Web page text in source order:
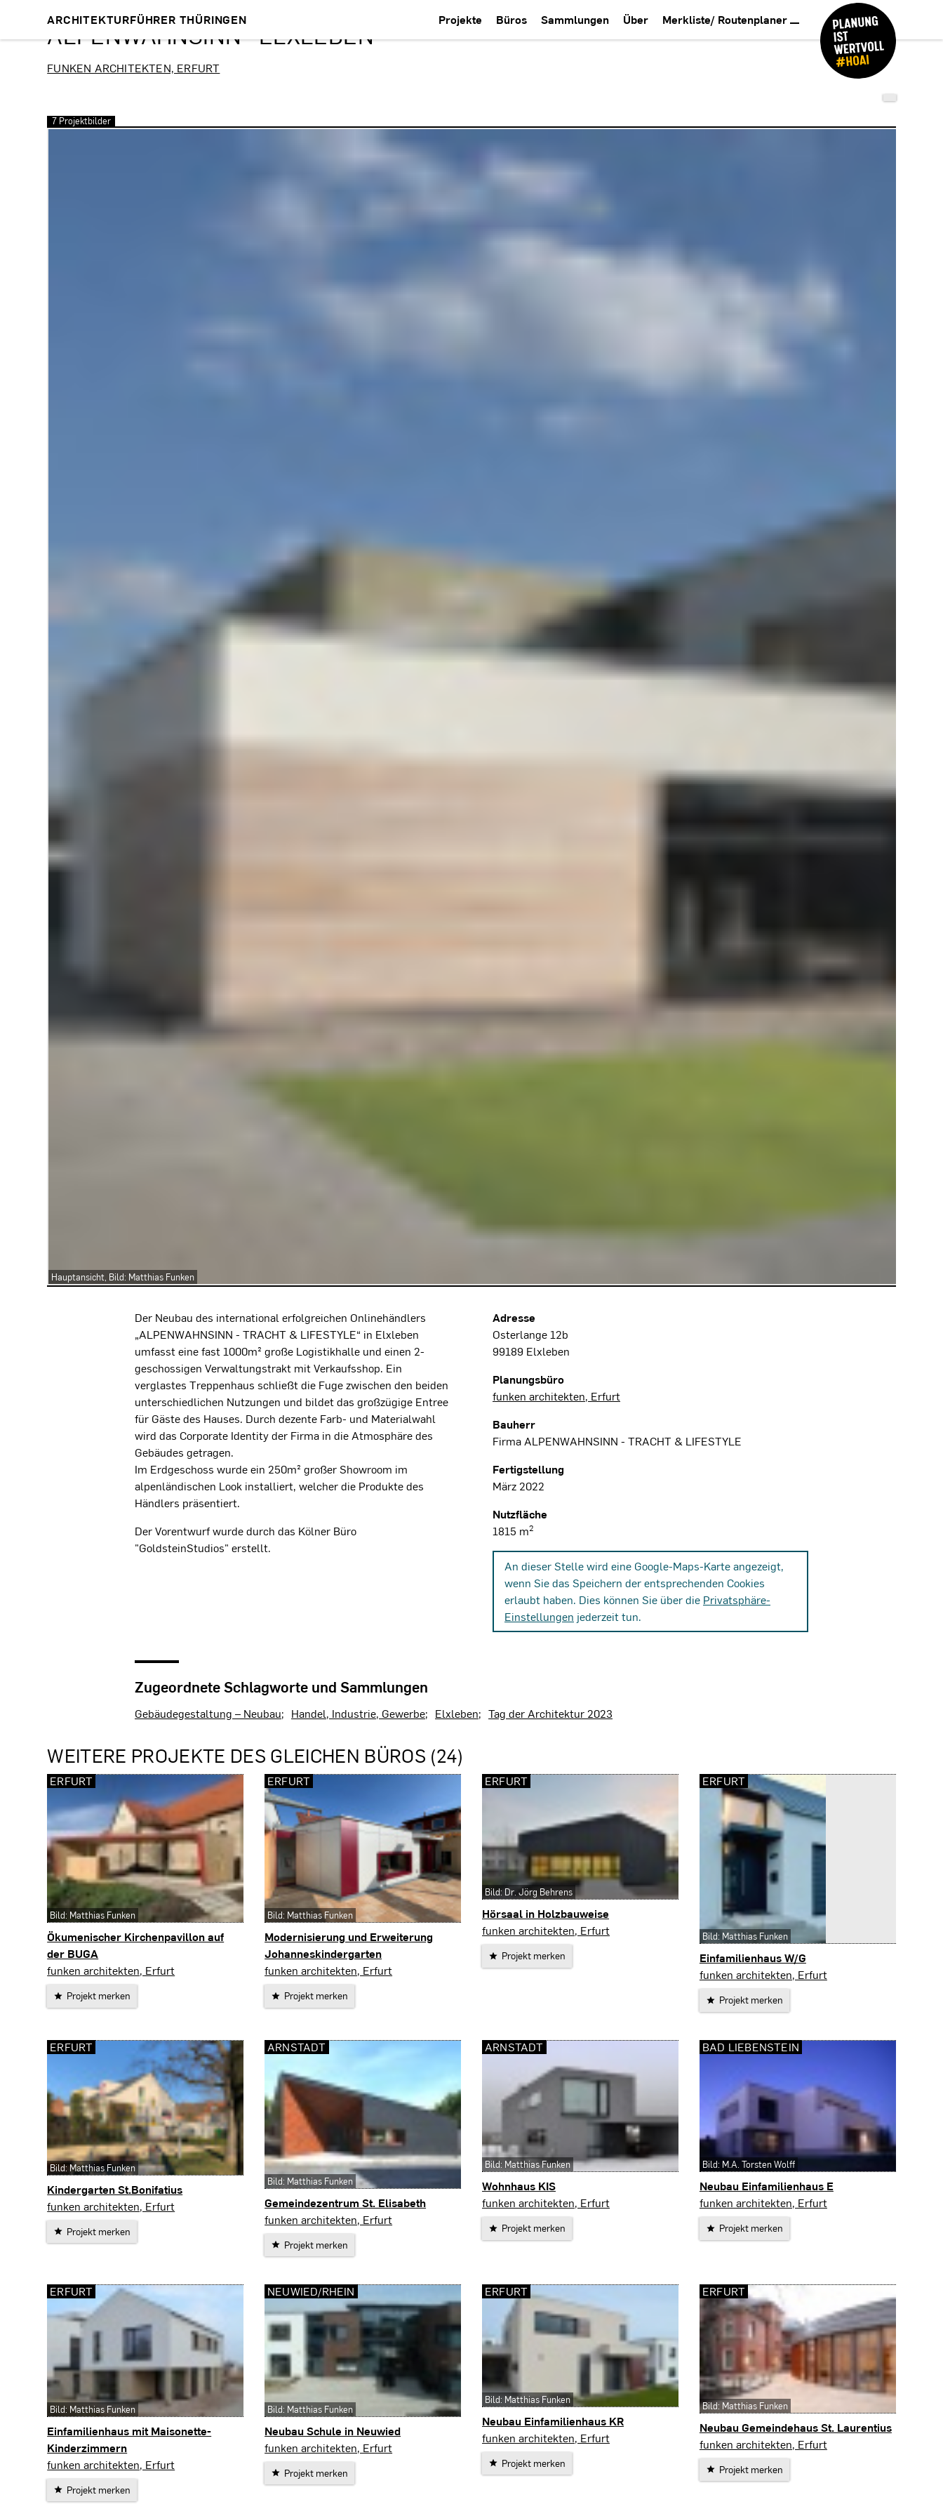
ARCHITEKTURFÜHRER THÜRINGEN Projekte Büros Sammlungen Über Merkliste/ Routenplaner
ALPENWAHNSINN · ELXLEBEN
FUNKEN ARCHITEKTEN, ERFURT
7 Projektbilder
Bilder überspringen
Hauptansicht, Bild: Matthias Funken
Projektbeschreibung
Der Neubau des international erfolgreichen Onlinehändlers
„ALPENWAHNSINN - TRACHT & LIFESTYLE“ in Elxleben
umfasst eine fast 1000m² große Logistikhalle und einen 2-
geschossigen Verwaltungstrakt mit Verkaufsshop. Ein
verglastes Treppenhaus schließt die Fuge zwischen den beiden
unterschiedlichen Nutzungen und bildet das großzügige Entree
für Gäste des Hauses. Durch dezente Farb- und Materialwahl
wird das Corporate Identity der Firma in die Atmosphäre des
Gebäudes getragen.
Im Erdgeschoss wurde ein 250m² großer Showroom im
alpenländischen Look installiert, welcher die Produkte des
Händlers präsentiert.
Der Vorentwurf wurde durch das Kölner Büro
"GoldsteinStudios" erstellt.
Projektdaten
Adresse
Osterlange 12b
99189 Elxleben
Planungsbüro
funken architekten, Erfurt
Bauherr
Firma ALPENWAHNSINN - TRACHT & LIFESTYLE
Fertigstellung
März 2022
Nutzfläche
1815 m2
An dieser Stelle wird eine Google-Maps-Karte angezeigt,
wenn Sie das Speichern der entsprechenden Cookies
erlaubt haben. Dies können Sie über die Privatsphäre-
Einstellungen jederzeit tun.
Zugeordnete Schlagworte und Sammlungen
Gebäudegestaltung – Neubau Handel, Industrie, Gewerbe Elxleben Tag der Architektur 2023
WEITERE PROJEKTE DES GLEICHEN BÜROS (24)
Ökumenischer Kirchenpavillon auf
der BUGA
Erfurt
funken architekten, Erfurt
Projekt merken
ERFURT
Bild: Matthias Funken
Modernisierung und Erweiterung
Johanneskindergarten
Erfurt
funken architekten, Erfurt
Projekt merken
ERFURT
Bild: Matthias Funken
Hörsaal in Holzbauweise
Erfurt
funken architekten, Erfurt
Projekt merken
ERFURT
Bild: Dr. Jörg Behrens
Einfamilienhaus W/G
Erfurt
funken architekten, Erfurt
Projekt merken
ERFURT
Bild: Matthias Funken
Kindergarten St.Bonifatius
Erfurt
funken architekten, Erfurt
Projekt merken
ERFURT
Bild: Matthias Funken
Gemeindezentrum St. Elisabeth
Arnstadt
funken architekten, Erfurt
Projekt merken
ARNSTADT
Bild: Matthias Funken
Wohnhaus KIS
Arnstadt
funken architekten, Erfurt
Projekt merken
ARNSTADT
Bild: Matthias Funken
Neubau Einfamilienhaus E
Bad Liebenstein
funken architekten, Erfurt
Projekt merken
BAD LIEBENSTEIN
Bild: M.A. Torsten Wolff
Einfamilienhaus mit Maisonette-
Kinderzimmern
Erfurt
funken architekten, Erfurt
Projekt merken
ERFURT
Bild: Matthias Funken
Neubau Schule in Neuwied
Neuwied/Rhein
funken architekten, Erfurt
Projekt merken
NEUWIED/RHEIN
Bild: Matthias Funken
Neubau Einfamilienhaus KR
Erfurt
funken architekten, Erfurt
Projekt merken
ERFURT
Bild: Matthias Funken
Neubau Gemeindehaus St. Laurentius
Erfurt
funken architekten, Erfurt
Projekt merken
ERFURT
Bild: Matthias Funken